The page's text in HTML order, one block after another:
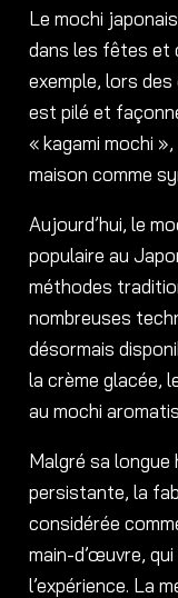
Le mochi
dans les fêtes et
exemple, lors
est pilé et
« kagami mochi
maison comme
Aujourd’hui, le
populaire au
méthodes
nombreuses
désormais
la crème glacée,
au mochi
Malgré sa
persistante, la
considérée
main-d’œuvre,
l’expérience. La